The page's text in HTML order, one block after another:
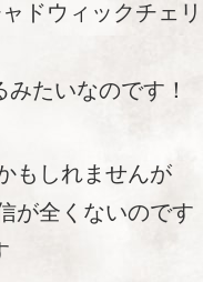
ドウィックチェリ
たいなのです！
もしれませんが
が全くないのです